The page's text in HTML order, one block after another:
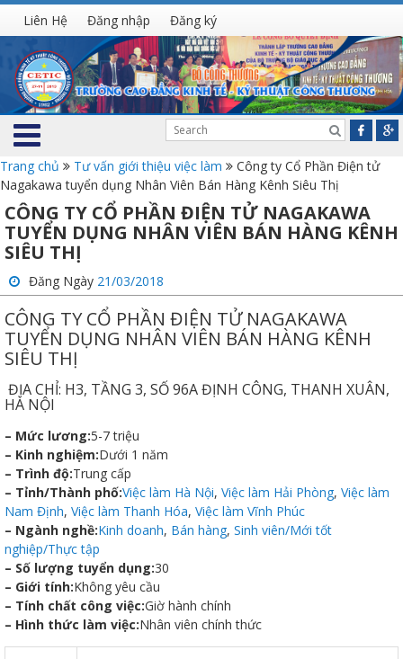
Liên Hệ Đăng nhập Đăng ký
Trang chủ Tư vấn giới thiệu việc làm
Công ty Cổ Phần Điện tử
Nagakawa tuyển dụng Nhân Viên Bán Hàng Kênh Siêu Thị
CÔNG TY CỔ PHẦN ĐIỆN TỬ NAGAKAWA
TUYỂN DỤNG NHÂN VIÊN BÁN HÀNG KÊNH
SIÊU THỊ
Đăng Ngày 21/03/2018
CÔNG TY CỔ PHẦN ĐIỆN TỬ NAGAKAWA
TUYỂN DỤNG NHÂN VIÊN BÁN HÀNG KÊNH
SIÊU THỊ
ĐỊA CHỈ: H3, TẦNG 3, SỐ 96A ĐỊNH CÔNG, THANH XUÂN,
HÀ NỘI
– Mức lương:5-7 triệu
– Kinh nghiệm:Dưới 1 năm
– Trình độ:Trung cấp
– Tỉnh/Thành phố:Việc làm Hà Nội, Việc làm Hải Phòng, Việc làm
Nam Định, Việc làm Thanh Hóa, Việc làm Vĩnh Phúc
– Ngành nghề:Kinh doanh, Bán hàng, Sinh viên/Mới tốt
nghiệp/Thực tập
– Số lượng tuyển dụng:30
– Giới tính:Không yêu cầu
– Tính chất công việc:Giờ hành chính
– Hình thức làm việc:Nhân viên chính thức